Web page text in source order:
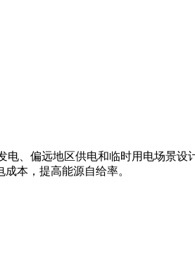
、偏远地区供电和临时用电场景设
本，提高能源自给率。